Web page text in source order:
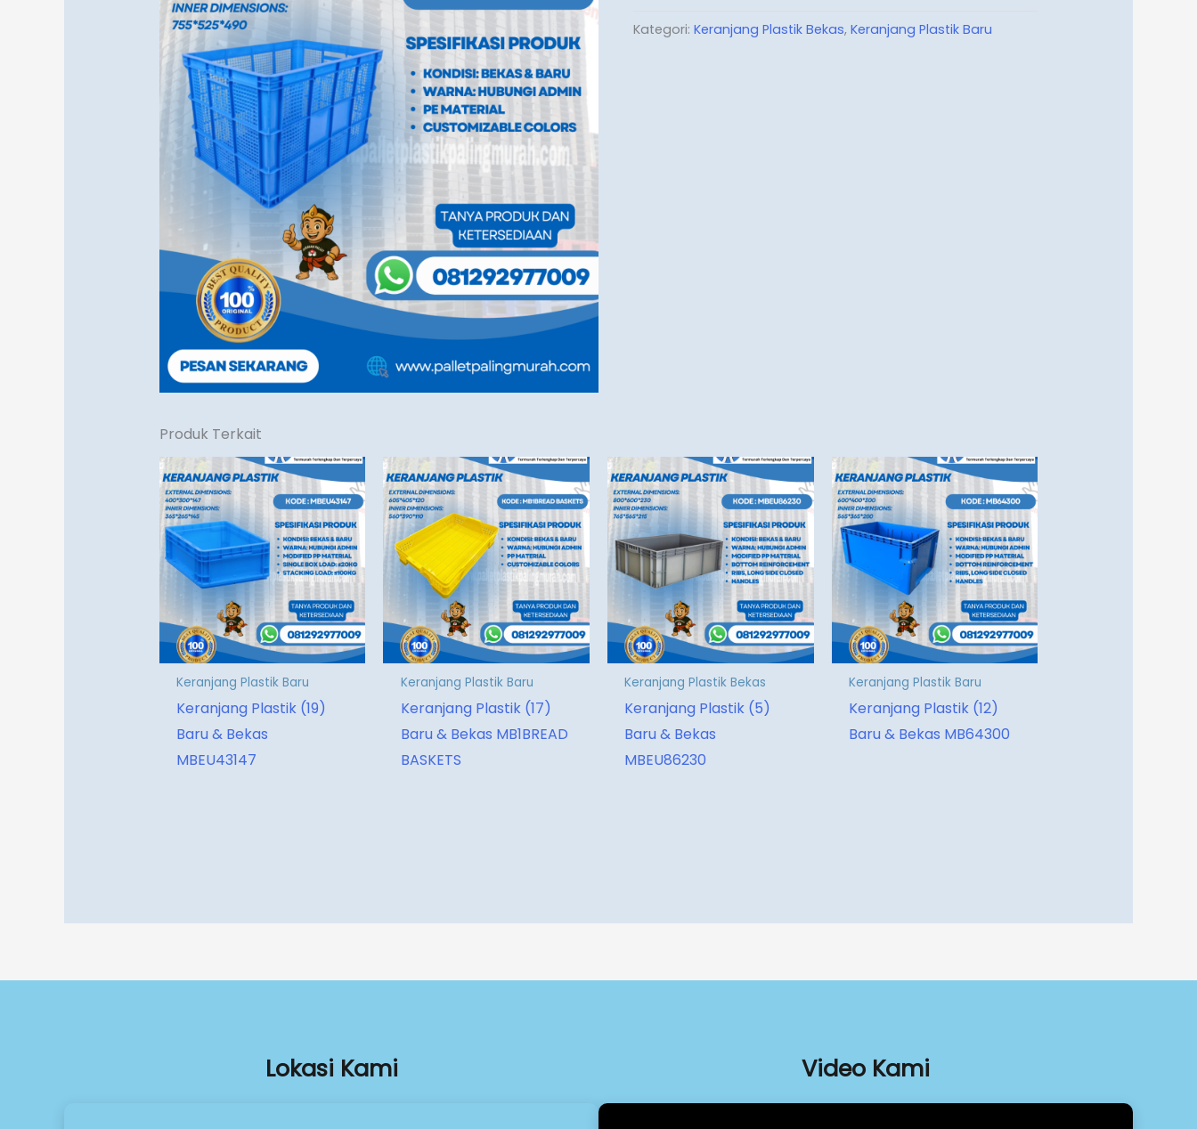
Kategori:Keranjang Plastik Bekas,Keranjang Plastik Baru
Produk Terkait
Keranjang Plastik Baru
Keranjang Plastik (19)
Baru & Bekas
MBEU43147
Keranjang Plastik Baru
Keranjang Plastik (17)
Baru & Bekas MB1BREAD
BASKETS
Keranjang Plastik Bekas
Keranjang Plastik (5)
Baru & Bekas
MBEU86230
Keranjang Plastik Baru
Keranjang Plastik (12)
Baru & Bekas MB64300
Lokasi Kami Video Kami